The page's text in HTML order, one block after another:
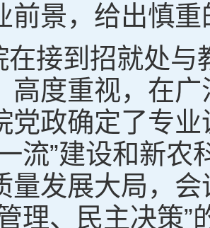
前景，给出慎
在接到招就处与
高度重视，在
党政确定了专
流”建设和新
量发展大局，
理、民主决策”